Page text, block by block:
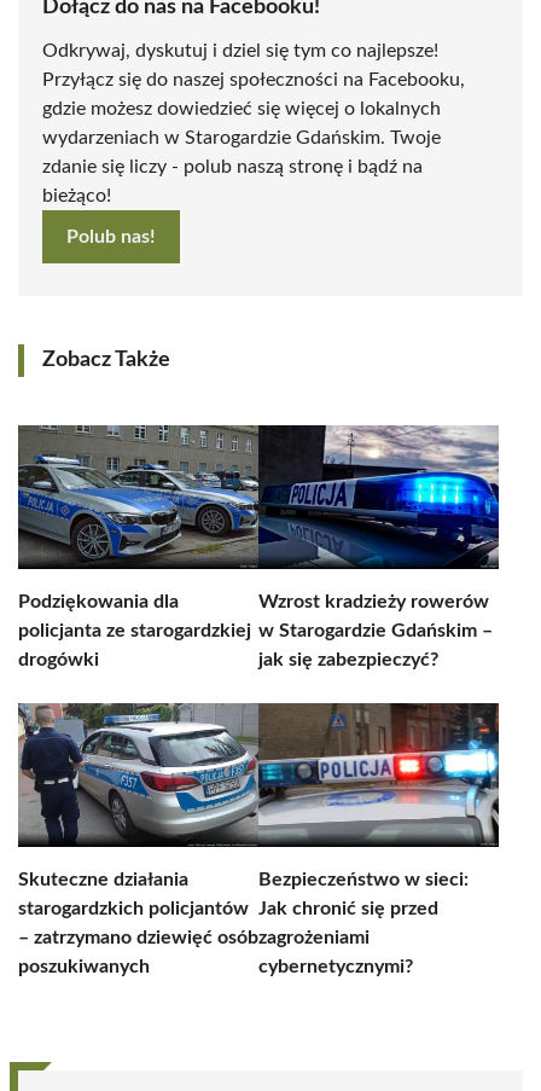
Dołącz do nas na Facebooku!
Odkrywaj, dyskutuj i dziel się tym co najlepsze!
Przyłącz się do naszej społeczności na Facebooku,
gdzie możesz dowiedzieć się więcej o lokalnych
wydarzeniach w Starogardzie Gdańskim. Twoje
zdanie się liczy - polub naszą stronę i bądź na
bieżąco!
Polub nas!
Zobacz Także
Podziękowania dla
policjanta ze starogardzkiej
drogówki
Wzrost kradzieży rowerów
w Starogardzie Gdańskim –
jak się zabezpieczyć?
Skuteczne działania
starogardzkich policjantów
– zatrzymano dziewięć osób
poszukiwanych
Bezpieczeństwo w sieci:
Jak chronić się przed
zagrożeniami
cybernetycznymi?